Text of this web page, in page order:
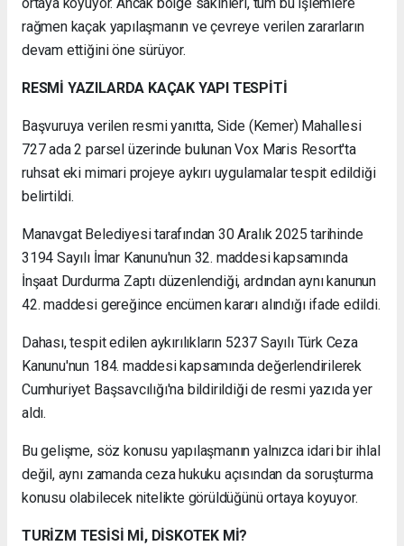
rağmen kaçak yapılaşmanın ve çevreye verilen zararların
devam ettiğini öne sürüyor.
RESMİ YAZILARDA KAÇAK YAPI TESPİTİ
Başvuruya verilen resmi yanıtta, Side (Kemer) Mahallesi
727 ada 2 parsel üzerinde bulunan Vox Maris Resort'ta
ruhsat eki mimari projeye aykırı uygulamalar tespit edildiği
belirtildi.
Manavgat Belediyesi tarafından 30 Aralık 2025 tarihinde
3194 Sayılı İmar Kanunu'nun 32. maddesi kapsamında
İnşaat Durdurma Zaptı düzenlendiği, ardından aynı kanunun
42. maddesi gereğince encümen kararı alındığı ifade edildi.
Dahası, tespit edilen aykırılıkların 5237 Sayılı Türk Ceza
Kanunu'nun 184. maddesi kapsamında değerlendirilerek
Cumhuriyet Başsavcılığı'na bildirildiği de resmi yazıda yer
aldı.
Bu gelişme, söz konusu yapılaşmanın yalnızca idari bir ihlal
değil, aynı zamanda ceza hukuku açısından da soruşturma
konusu olabilecek nitelikte görüldüğünü ortaya koyuyor.
TURİZM TESİSİ Mİ, DİSKOTEK Mİ?